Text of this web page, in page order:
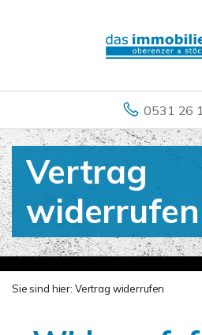
0531 26
Vertrag
widerrufen
Sie sind hier: Vertrag widerrufen